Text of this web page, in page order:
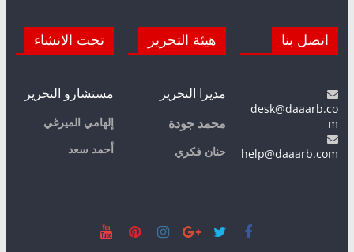
اتصل بنا
desk@daaarb.co
m
help@daaarb.com
هيئة التحرير
مديرا التحرير
محمد جودة
حنان فكري
تحت الانشاء
مستشارو التحرير
إلهامي الميرغي
أحمد سعد